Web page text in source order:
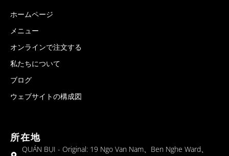
ホームページ
メニュー
オンラインで注文する
私たちについて
ブログ
ウェブサイトの構成図
所在地
QUÁN BỤI - Original: 19 Ngo Van Nam、Ben Nghe Ward、